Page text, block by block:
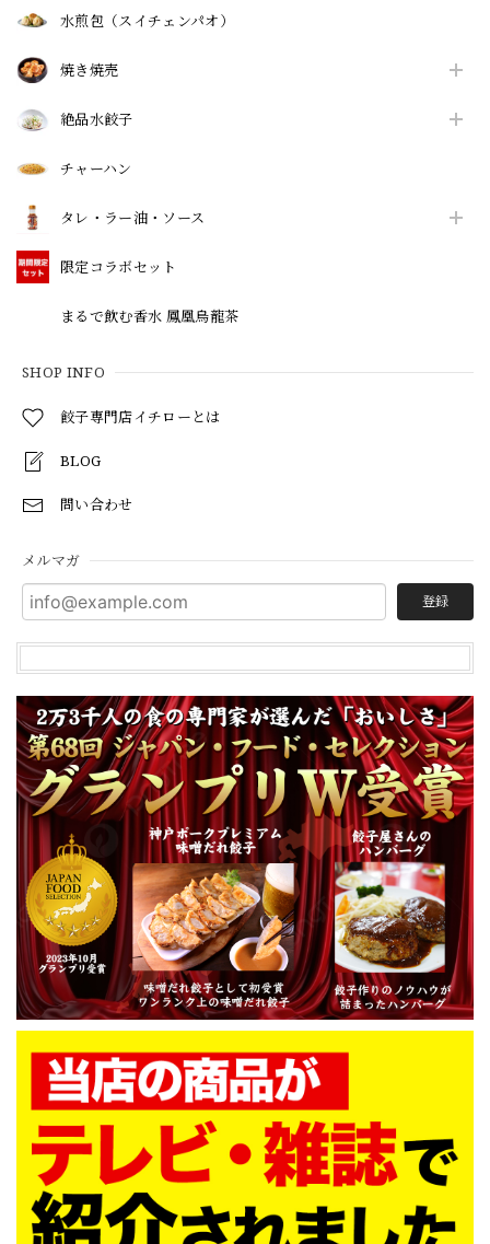
水煎包（スイチェンパオ）
焼き焼売
絶品水餃子
チャーハン
タレ・ラー油・ソース
限定コラボセット
まるで飲む香水 鳳凰烏龍茶
SHOP INFO
餃子専門店イチローとは
BLOG
問い合わせ
メルマガ
登録